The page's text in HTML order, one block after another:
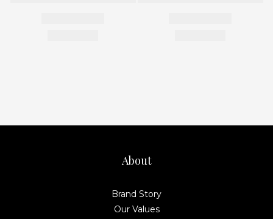
About
Brand Story
Our Values